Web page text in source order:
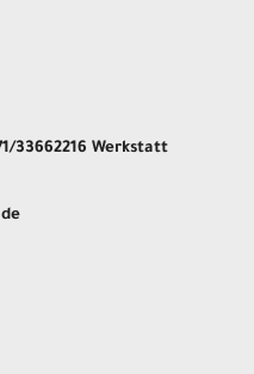
33662216 Werkstatt